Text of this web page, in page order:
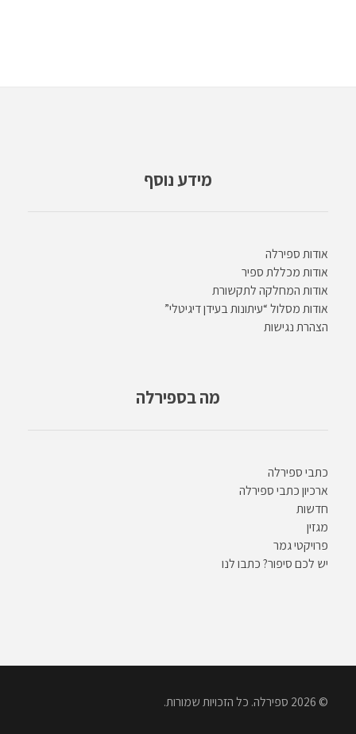
מידע נוסף
אודות ספירלה
אודות מכללת ספיר
אודות המחלקה לתקשורת
אודות מסלול “עיתונות בעידן דיגיטלי”
הצהרת נגישות
מה בספירלה
כתבי ספירלה
ארכיון כתבי ספירלה
חדשות
מגזין
פרויקטי גמר
יש לכם סיפור? כתבו לנו
© 2026 ספירלה. כל הזכויות שמורות.